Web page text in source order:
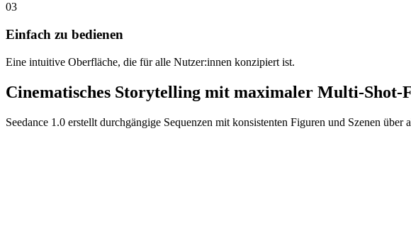
03
Einfach zu bedienen
Eine intuitive Oberfläche, die für alle Nutzer:innen konzipiert ist.
Cinematisches Storytelling mit maximaler Multi-Shot-
Seedance 1.0 erstellt durchgängige Sequenzen mit konsistenten Figuren und Szenen